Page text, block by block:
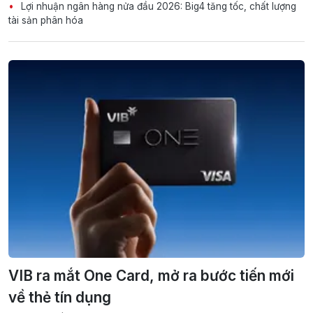
Lợi nhuận ngân hàng nửa đầu 2026: Big4 tăng tốc, chất lượng
tài sản phân hóa
VIB ra mắt One Card, mở ra bước tiến mới
về thẻ tín dụng